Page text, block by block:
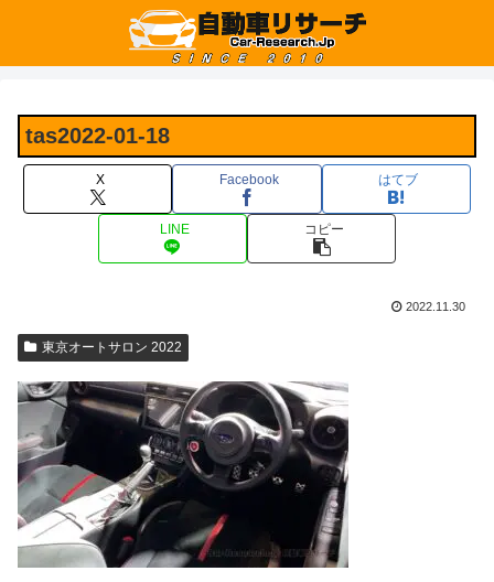
tas2022-01-18
X Facebook はてブ
LINE コピー
2022.11.30
東京オートサロン 2022